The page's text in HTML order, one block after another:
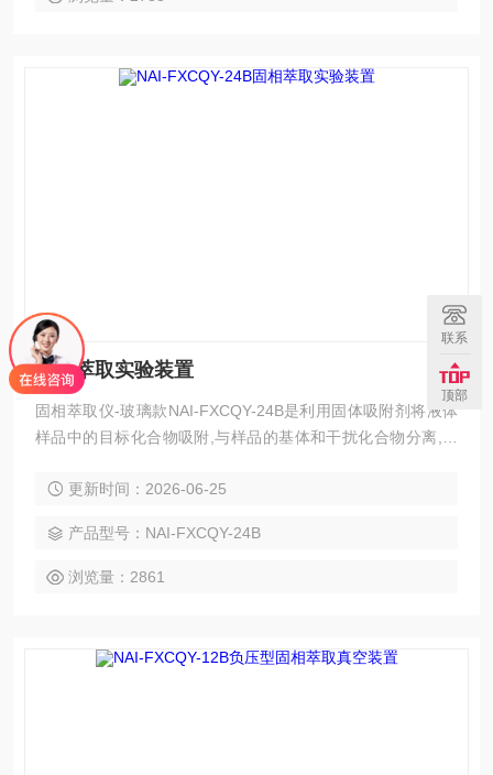
固相萃取实验装置
固相萃取仪-玻璃款NAI-FXCQY-24B是利用固体吸附剂将液体
样品中的目标化合物吸附,与样品的基体和干扰化合物分离,然
目的（即样品的分离，净化和富集），24孔方形固相萃取仪目
置
更新时间：2026-06-25
产品型号：NAI-FXCQY-24B
浏览量：2861
联系
顶部